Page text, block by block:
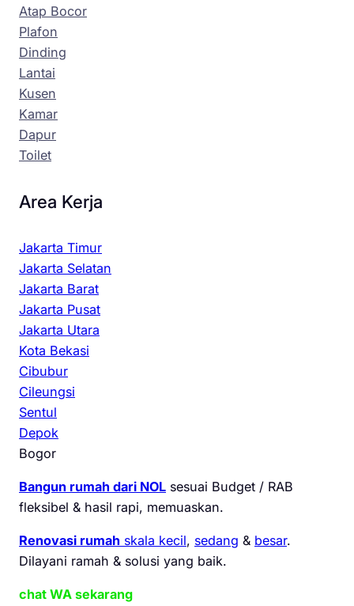
Atap Bocor
Plafon
Dinding
Lantai
Kusen
Kamar
Dapur
Toilet
Area Kerja
Jakarta Timur
Jakarta Selatan
Jakarta Barat
Jakarta Pusat
Jakarta Utara
Kota Bekasi
Cibubur
Cileungsi
Sentul
Depok
Bogor
Bangun rumah dari NOL sesuai Budget / RAB
fleksibel & hasil rapi, memuaskan.
Renovasi rumah skala kecil, sedang & besar.
Dilayani ramah & solusi yang baik.
chat WA sekarang